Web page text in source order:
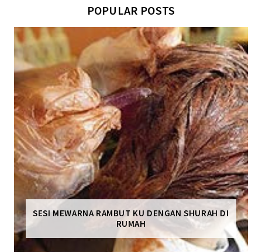
POPULAR POSTS
SESI MEWARNA RAMBUT KU DENGAN SHURAH DI
RUMAH